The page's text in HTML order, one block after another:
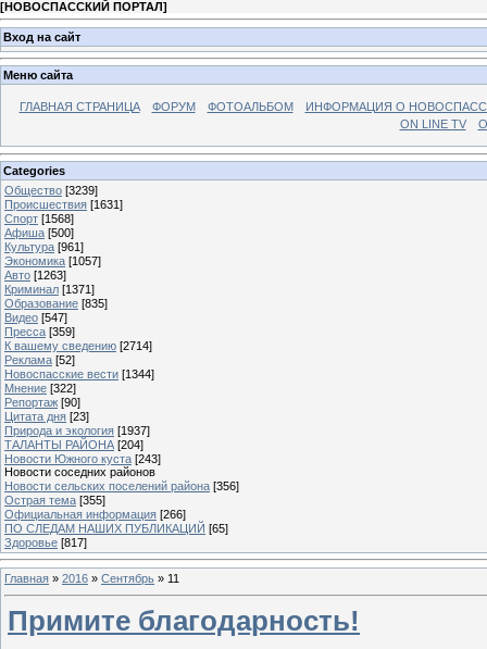
[НОВОСПАССКИЙ ПОРТАЛ]
Вход на сайт
Меню сайта
ГЛАВНАЯ СТРАНИЦА ФОРУМ ФОТОАЛЬБОМ
ИНФОРМАЦИЯ О
ON LINE TV
Categories
Общество [3239]
Происшествия [1631]
Спорт [1568]
Афиша [500]
Культура [961]
Экономика [1057]
Авто [1263]
Криминал [1371]
Образование [835]
Видео [547]
Пресса [359]
К вашему сведению [2714]
Реклама [52]
Новоспасские вести [1344]
Мнение [322]
Репортаж [90]
Цитата дня [23]
Природа и экология [1937]
ТАЛАНТЫ РАЙОНА [204]
Новости Южного куста [243]
Новости соседних районов
Новости сельских поселений района [356]
Острая тема [355]
Официальная информация [266]
ПО СЛЕДАМ НАШИХ ПУБЛИКАЦИЙ [65]
Здоровье [817]
Главная » 2016 » Сентябрь » 11
Примите благодарность!